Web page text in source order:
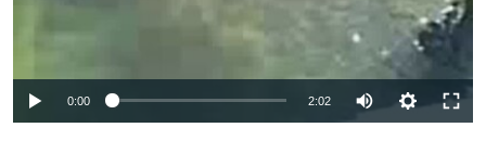
KARIKATURA
İSLAM VƏ DEMOKRATIYA
PEŞƏ ETIKASI VƏ JURNALISTIKA STANDARTLARIMIZ
AZADLIQRADIOSU MOBIL TELEFONUNUZDA
BIZIMLƏ ƏLAQƏ
RFE/RL-in bütün saytları
0:00 2:02